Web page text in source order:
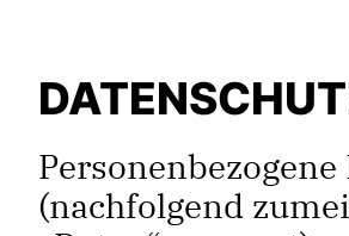
Personenbezogene
(nachfolgend